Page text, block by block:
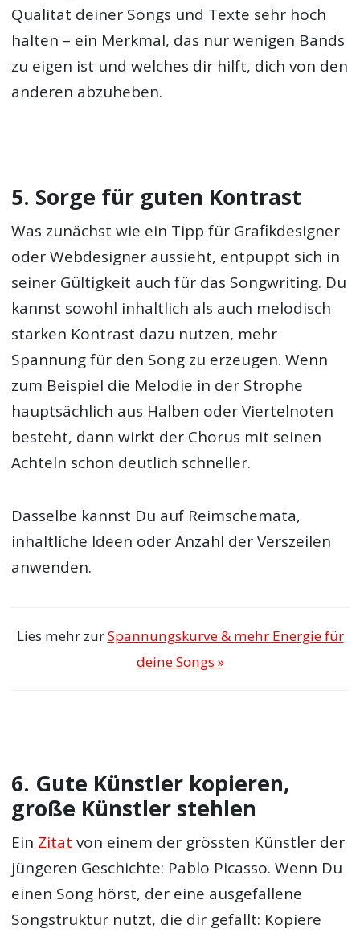
Qualität deiner Songs und Texte sehr hoch
halten – ein Merkmal, das nur wenigen Bands
zu eigen ist und welches dir hilft, dich von den
anderen abzuheben.
5. Sorge für guten Kontrast
Was zunächst wie ein Tipp für Grafikdesigner
oder Webdesigner aussieht, entpuppt sich in
seiner Gültigkeit auch für das Songwriting. Du
kannst sowohl inhaltlich als auch melodisch
starken Kontrast dazu nutzen, mehr
Spannung für den Song zu erzeugen. Wenn
zum Beispiel die Melodie in der Strophe
hauptsächlich aus Halben oder Viertelnoten
besteht, dann wirkt der Chorus mit seinen
Achteln schon deutlich schneller.
Dasselbe kannst Du auf Reimschemata,
inhaltliche Ideen oder Anzahl der Verszeilen
anwenden.
Lies mehr zurSpannungskurve & mehr Energie für
deine Songs »
6. Gute Künstler kopieren,
große Künstler stehlen
Ein Zitat von einem der grössten Künstler der
jüngeren Geschichte: Pablo Picasso. Wenn Du
einen Song hörst, der eine ausgefallene
Songstruktur nutzt, die dir gefällt: Kopiere